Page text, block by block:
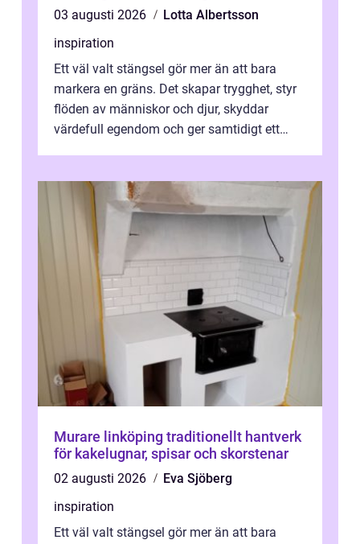
03 augusti 2026
Lotta Albertsson
inspiration
Ett väl valt stängsel gör mer än att bara
markera en gräns. Det skapar trygghet, styr
flöden av människor och djur, skyddar
värdefull egendom och ger samtidigt ett
Murare linköping traditionellt hantverk
för kakelugnar, spisar och skorstenar
02 augusti 2026
Eva Sjöberg
inspiration
Ett väl valt stängsel gör mer än att bara